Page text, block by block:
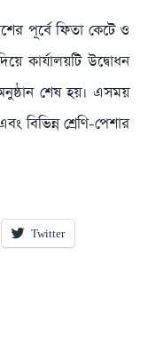
পূর্বে ফিতা কেটে ও
কার্যালয়টি উদ্বোধন
শেষ হয়। এসময়
বিভিন্ন শ্রেণি-পেশার
Twitter